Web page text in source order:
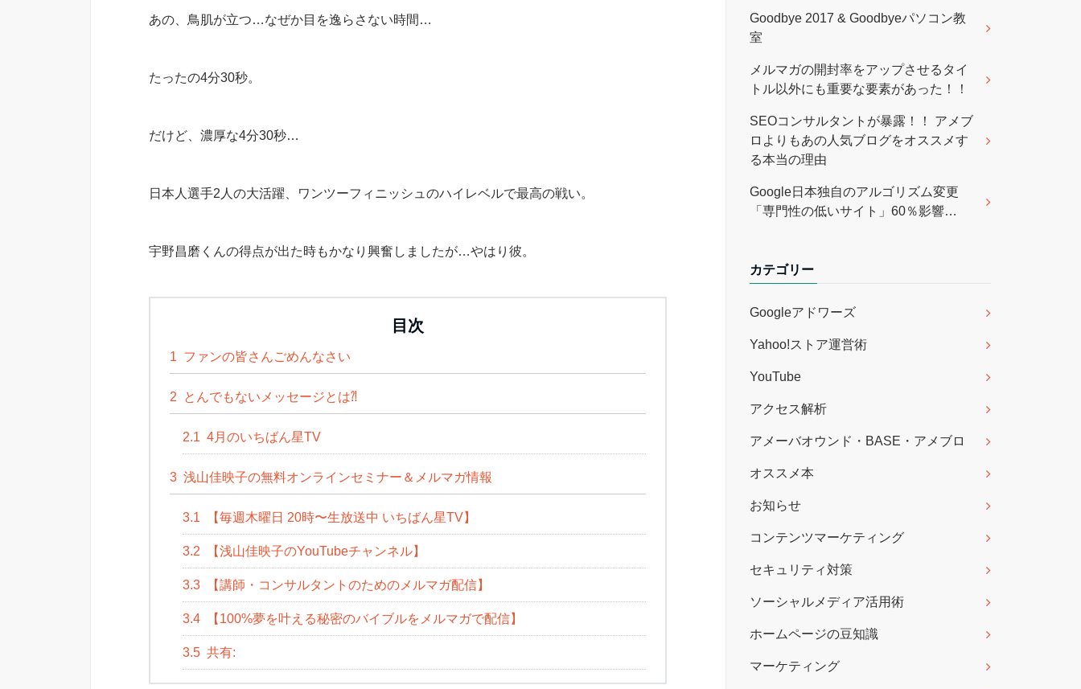
あの、鳥肌が立つ…なぜか目を逸らさない時間…
たったの4分30秒。
だけど、濃厚な4分30秒…
日本人選手2人の大活躍、ワンツーフィニッシュのハイレベルで最高の戦い。
宇野昌磨くんの得点が出た時もかなり興奮しましたが…やはり彼。
目次
1 ファンの皆さんごめんなさい
2 とんでもないメッセージとは⁈
2.1 4月のいちばん星TV
3 浅山佳映子の無料オンラインセミナー＆メルマガ情報
3.1 【毎週木曜日 20時〜生放送中 いちばん星TV】
3.2 【浅山佳映子のYouTubeチャンネル】
3.3 【講師・コンサルタントのためのメルマガ配信】
3.4 【100%夢を叶える秘密のバイブルをメルマガで配信】
3.5 共有:
Goodbye 2017 & Goodbyeパソコン教
室
メルマガの開封率をアップさせるタイ
トル以外にも重要な要素があった！！
SEOコンサルタントが暴露！！ アメブ
ロよりもあの人気ブログをオススメす
る本当の理由
Google日本独自のアルゴリズム変更
「専門性の低いサイト」60％影響…
カテゴリー
Googleアドワーズ
Yahoo!ストア運営術
YouTube
アクセス解析
アメーバオウンド・BASE・アメブロ
オススメ本
お知らせ
コンテンツマーケティング
セキュリティ対策
ソーシャルメディア活用術
ホームページの豆知識
マーケティング